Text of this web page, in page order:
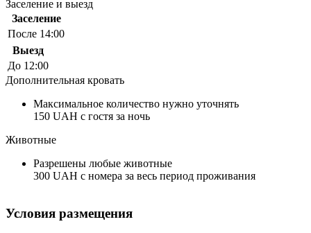
Заселение и выезд
Заселение
После 14:00
Выезд
До 12:00
Дополнительная кровать
Максимальное количество нужно уточнять
150 UAH с гостя за ночь
Животные
Разрешены любые животные
300 UAH с номера за весь период проживания
Условия размещения